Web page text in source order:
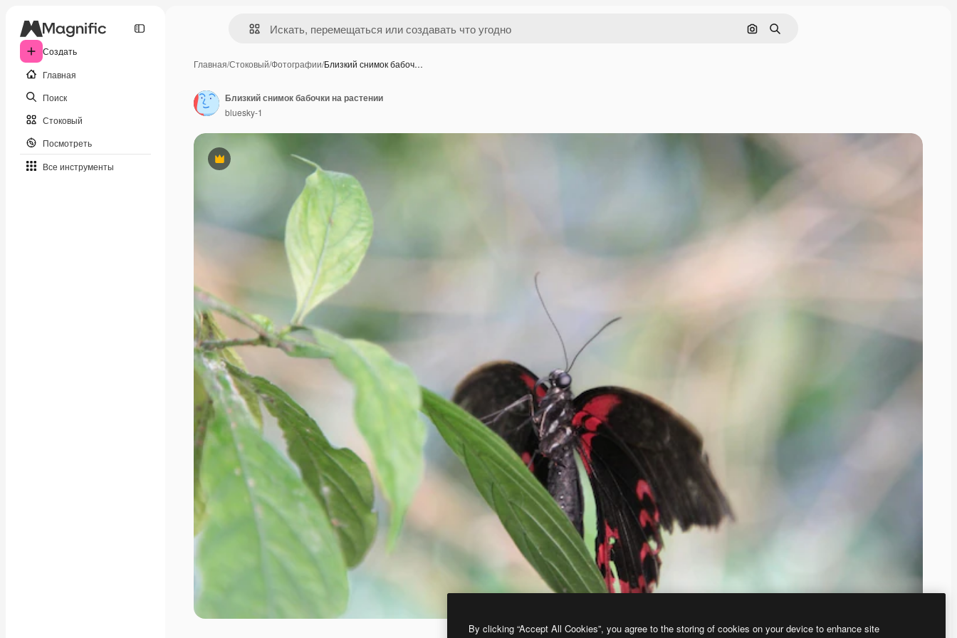
Создать
Главная
Поиск
Стоковый
Посмотреть
Все инструменты
Поиск по изображению
Поиск
Главная/Стоковый/Фотографии/Близкий снимок бабоч…
Премиум
Близкий снимок бабочки на растении
bluesky-1
By clicking “Accept All Cookies”, you agree to the storing of cookies on your device to enhance site